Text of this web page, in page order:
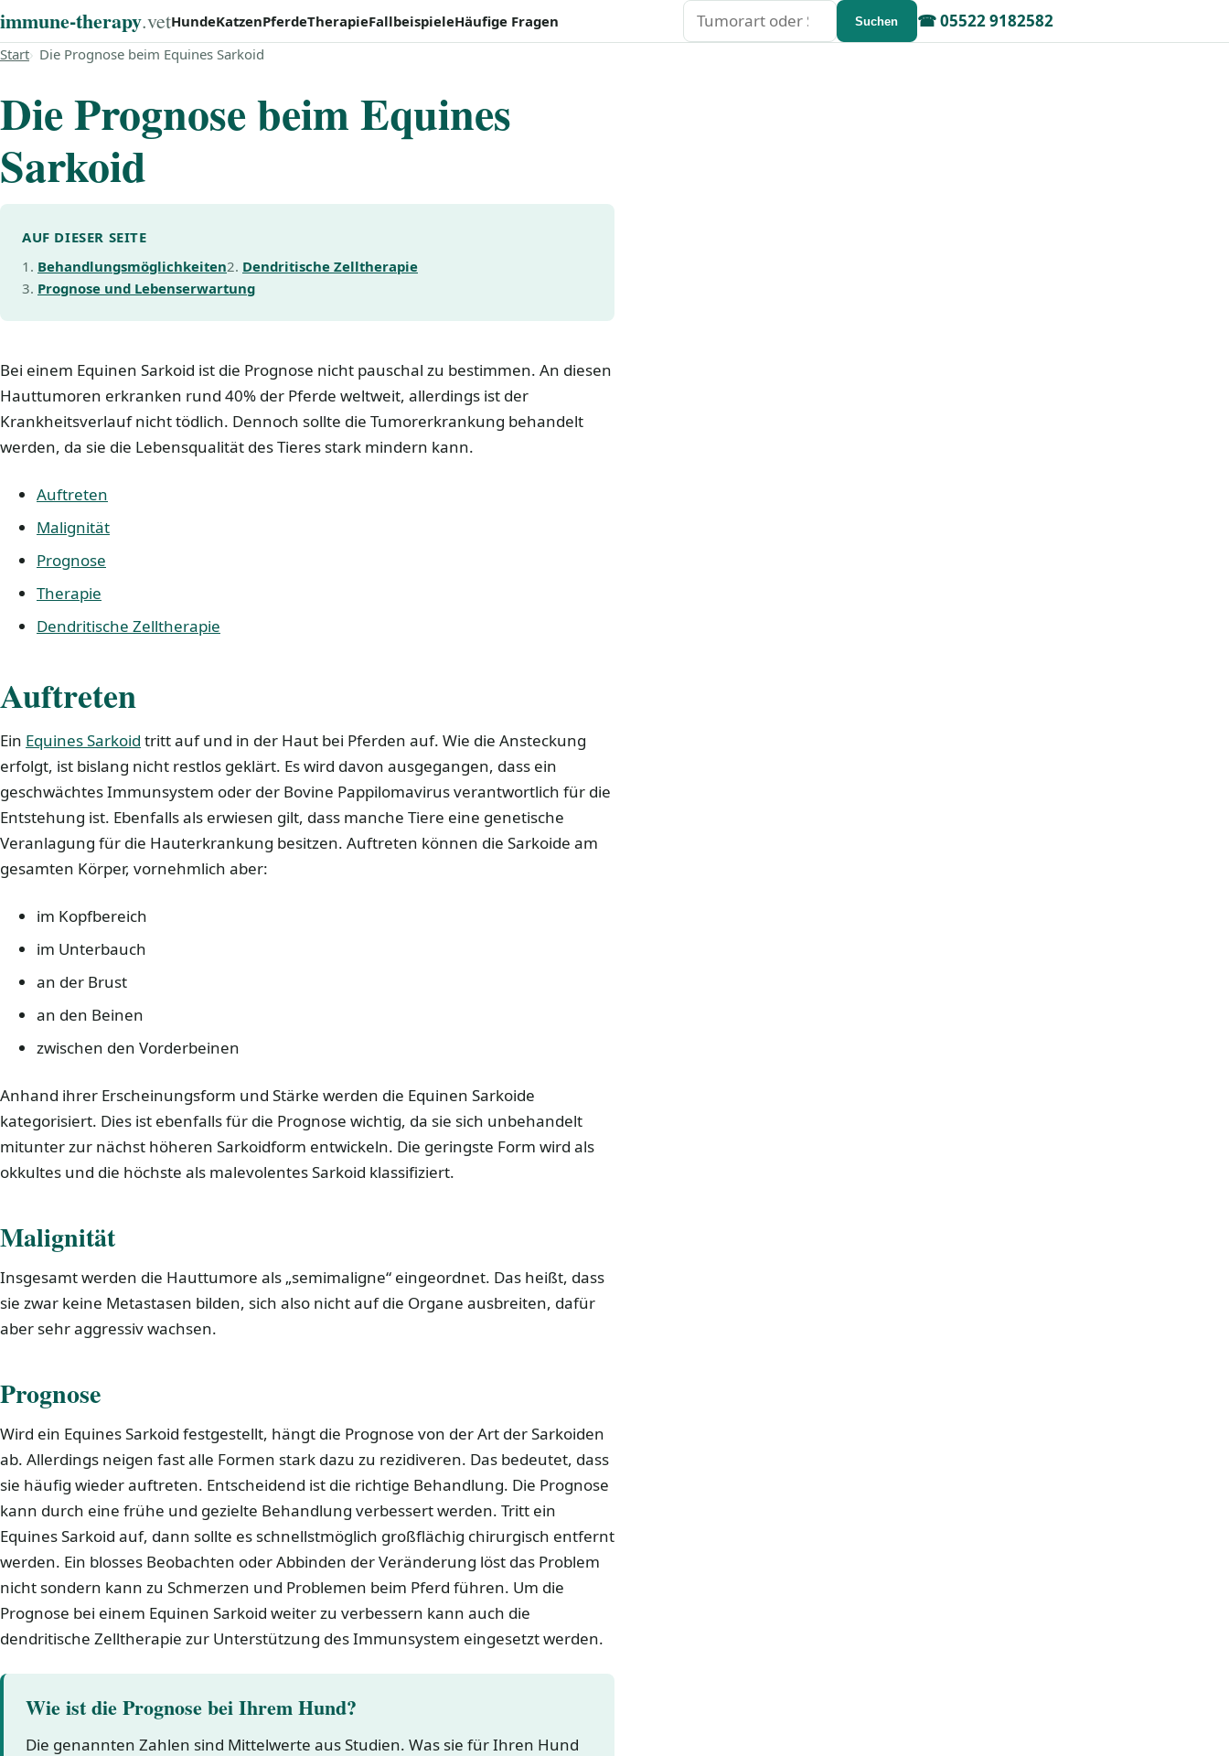
immune‑therapy.vet ☎05522 9182582
HundeKatzenPferdeTherapieFallbeispieleHäufige Fragen Suchen Suchen
Start Die Prognose beim Equines Sarkoid
Die Prognose beim Equines
Sarkoid
AUF DIESER SEITE
Behandlungsmöglichkeiten
Dendritische Zelltherapie
Prognose und Lebenserwartung
Bei einem Equinen Sarkoid ist die Prognose nicht pauschal zu bestimmen. An diesen
Hauttumoren erkranken rund 40% der Pferde weltweit, allerdings ist der
Krankheitsverlauf nicht tödlich. Dennoch sollte die Tumorerkrankung behandelt
werden, da sie die Lebensqualität des Tieres stark mindern kann.
Auftreten
Malignität
Prognose
Therapie
Dendritische Zelltherapie
Auftreten
Ein Equines Sarkoid tritt auf und in der Haut bei Pferden auf. Wie die Ansteckung
erfolgt, ist bislang nicht restlos geklärt. Es wird davon ausgegangen, dass ein
geschwächtes Immunsystem oder der Bovine Pappilomavirus verantwortlich für die
Entstehung ist. Ebenfalls als erwiesen gilt, dass manche Tiere eine genetische
Veranlagung für die Hauterkrankung besitzen. Auftreten können die Sarkoide am
gesamten Körper, vornehmlich aber:
im Kopfbereich
im Unterbauch
an der Brust
an den Beinen
zwischen den Vorderbeinen
Anhand ihrer Erscheinungsform und Stärke werden die Equinen Sarkoide
kategorisiert. Dies ist ebenfalls für die Prognose wichtig, da sie sich unbehandelt
mitunter zur nächst höheren Sarkoidform entwickeln. Die geringste Form wird als
okkultes und die höchste als malevolentes Sarkoid klassifiziert.
Malignität
Insgesamt werden die Hauttumore als „semimaligne“ eingeordnet. Das heißt, dass
sie zwar keine Metastasen bilden, sich also nicht auf die Organe ausbreiten, dafür
aber sehr aggressiv wachsen.
Prognose
Wird ein Equines Sarkoid festgestellt, hängt die Prognose von der Art der Sarkoiden
ab. Allerdings neigen fast alle Formen stark dazu zu rezidiveren. Das bedeutet, dass
sie häufig wieder auftreten. Entscheidend ist die richtige Behandlung. Die Prognose
kann durch eine frühe und gezielte Behandlung verbessert werden. Tritt ein
Equines Sarkoid auf, dann sollte es schnellstmöglich großflächig chirurgisch entfernt
werden. Ein blosses Beobachten oder Abbinden der Veränderung löst das Problem
nicht sondern kann zu Schmerzen und Problemen beim Pferd führen. Um die
Prognose bei einem Equinen Sarkoid weiter zu verbessern kann auch die
dendritische Zelltherapie zur Unterstützung des Immunsystem eingesetzt werden.
Wie ist die Prognose bei Ihrem Hund?
Die genannten Zahlen sind Mittelwerte aus Studien. Was sie für Ihren Hund